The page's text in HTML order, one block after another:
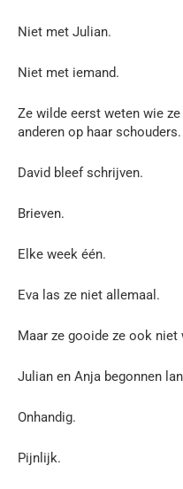
Niet met Julian.
Niet met iemand.
Ze wilde eerst weten wie
anderen op haar schouders.
David bleef schrijven.
Brieven.
Elke week één.
Eva las ze niet allemaal.
Maar ze gooide ze ook niet
Julian en Anja begonnen
Onhandig.
Pijnlijk.